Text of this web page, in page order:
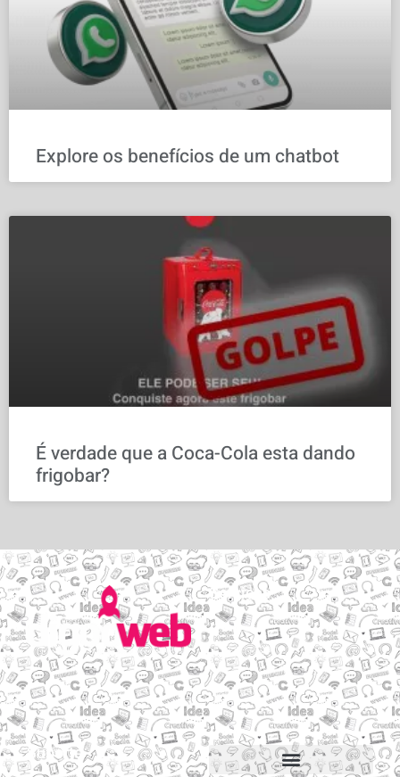
Explore os benefícios de um chatbot
É verdade que a Coca-Cola esta dando
frigobar?
Serviços
Email personalizado
Hospedagem de Sites
Migração de sites e e-mails
Construtor de sites
Suporte